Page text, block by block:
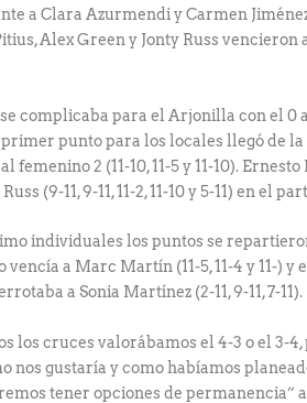
a Clara Azurmendi y Carmen Jiménez
Alex Green y Jonty Russ vencieron
complicaba para el Arjonilla con el 0
punto para los locales llegó de
femenino 2 (11-10, 11-5 y 11-10).
(9-11, 9-11, 11-2, 11-10 y 5-11) en el
individuales los puntos se
vencía a Marc Martín (11-5, 11-4 y 11-)
a Sonia Martínez (2-11, 9-11, 7-11).
los cruces valorábamos el 4-3 o el 3-
nos gustaría y como habíamos
tener opciones de permanencia”